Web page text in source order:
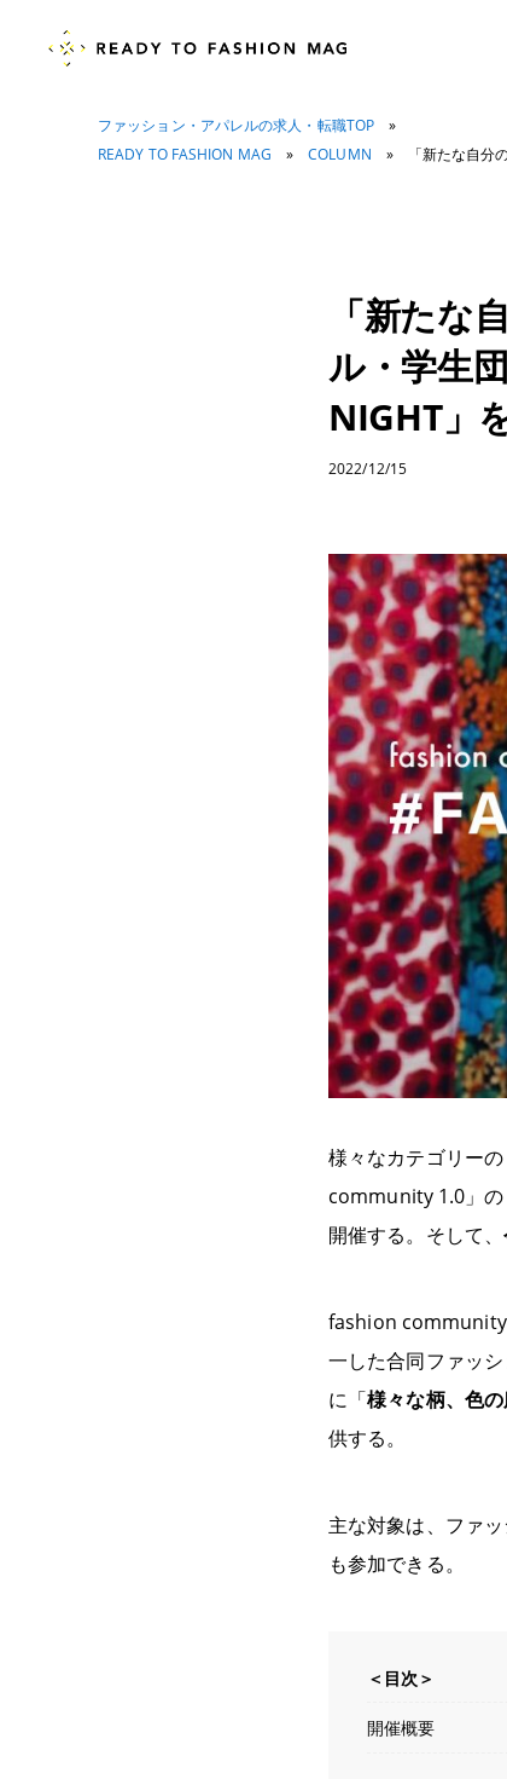
ファッション・アパレルの求人・転職TOP
»
READY TO FASHION MAG
» COLUMN » 「新たな自
「新たな
ル・学生
NIGHT」
2022/12/15
様々なカテゴリー
community 1.0」の
開催する。そして、
fashion community
一した合同ファッ
に「様々な柄、色
供する。
主な対象は、ファ
も参加できる。
＜目次＞
開催概要